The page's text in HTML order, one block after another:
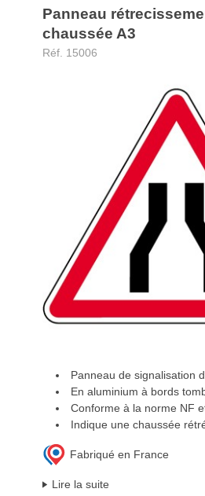
Panneau
chaussée A3
Réf. 15006
Panneau de signalisation
En aluminium à bords
Conforme à la norme NF
Indique une chaussée
Fabriqué en France
Lire la suite